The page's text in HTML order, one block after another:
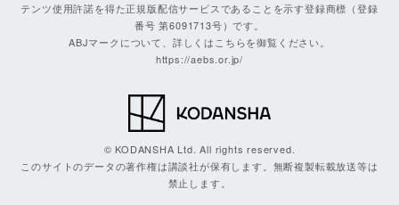
テンツ使用許諾を得た正規版配信サービスであることを示す登録商標（登録
番号 第6091713号）です。
ABJマークについて、詳しくはこちらを御覧ください。
https://aebs.or.jp/
© KODANSHA Ltd. All rights reserved.
このサイトのデータの著作権は講談社が保有します。無断複製転載放送等は
禁止します。